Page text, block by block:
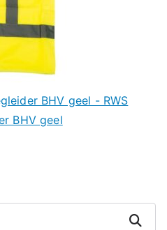
BHV geel - RWS
BHV geel
Zoeken